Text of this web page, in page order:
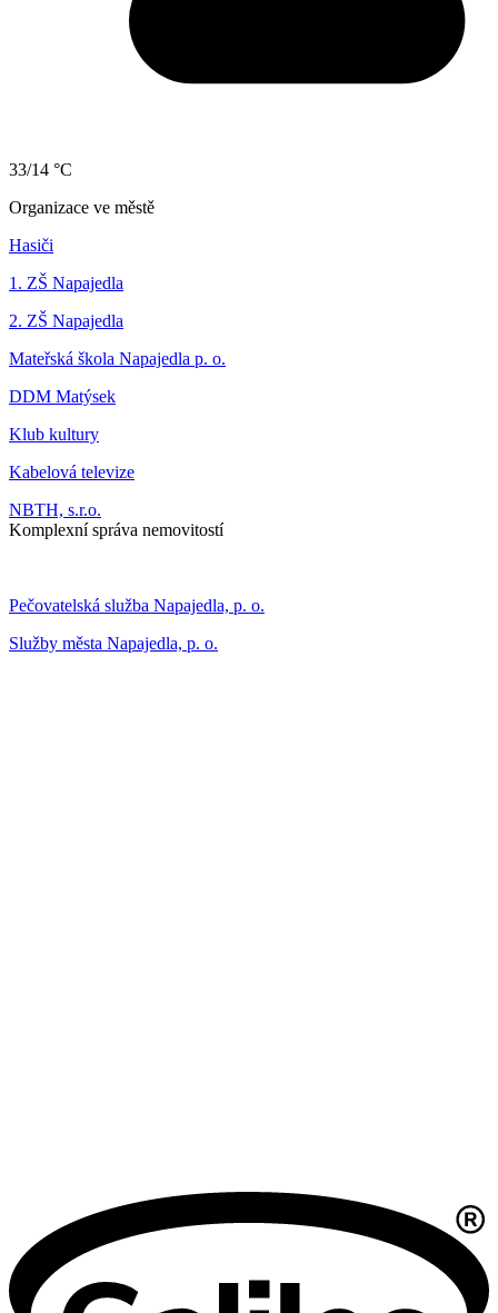
33/14 °C
Organizace ve městě
Hasiči
1. ZŠ Napajedla
2. ZŠ Napajedla
Mateřská škola Napajedla p. o.
DDM Matýsek
Klub kultury
Kabelová televize
NBTH, s.r.o.
Komplexní správa nemovitostí
Pečovatelská služba Napajedla, p. o.
Služby města Napajedla, p. o.